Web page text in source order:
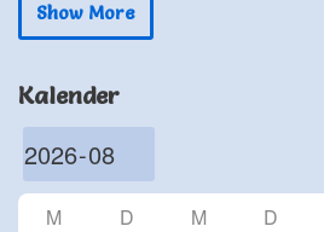
8 Okt. 26
Show More
Kalender
M D M D